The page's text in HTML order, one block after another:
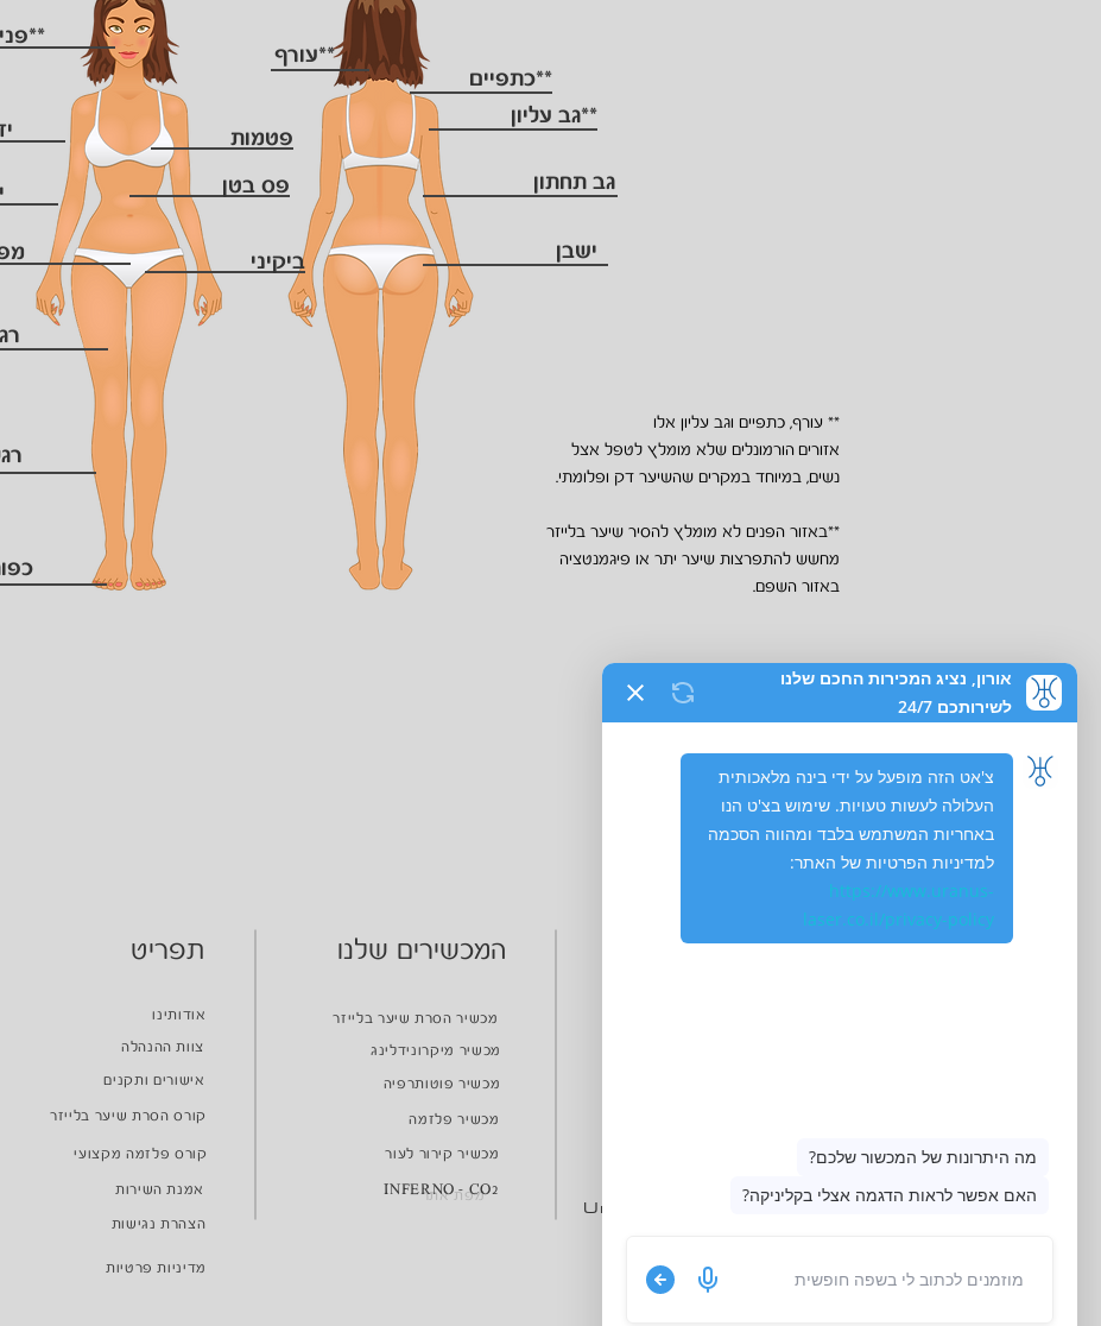
** עורף, כתפיים וגב עליון אלו
אזורים הורמונלים שלא מומלץ לטפל אצל
נשים, במיוחד במקרים שהשיער דק ופלומתי.
**באזור הפנים לא מומלץ להסיר שיער בלייזר
מחשש להתפרצות שיער יתר או פיגמנטציה
באזור השפם.
**גב עליון
גב תחתון
**עורף
ישבן
פטמות
פס בטן
ביקיני
**כתפיים
המכשירים שלנו תפריט
מכשיר מיקרונידלינג
מכשיר הסרת שיער בלייזר
מכשיר פוטותרפיה
מכשיר פלזמה
מכשיר קירור לעור
צוות ההנהלה
אודותינו
אישורים ותקנים
קורס הסרת שיער בלייזר
קורס פלזמה מקצועי
Uranus.laser.ltd@gmail.com
אמנת השירות
מפת אתר
הצהרת נגישות
INFERNO - CO2
מדיניות פרטיות